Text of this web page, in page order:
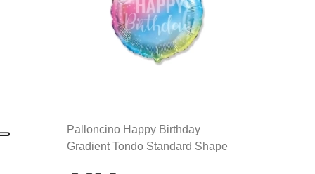
Palloncino Happy Birthday
Gradient Tondo Standard Shape